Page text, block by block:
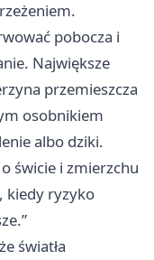
pobocza i
Największe
przemieszcza
osobnikiem
albo dziki.
świcie i zmierzchu
kiedy ryzyko
światła